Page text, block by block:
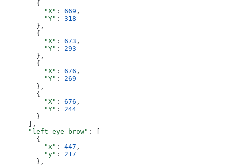
        {
          "X"
: 669 ,
          "Y"
: 318
        },
        {
          "X"
: 673 ,
          "Y"
: 293
        },
        {
          "X"
: 676 ,
          "Y"
: 269
        },
        {
          "X"
: 676 ,
          "Y"
: 244
        }
      ],
      "left_eye_brow"
: [
        {
          "x"
: 447 ,
          "y"
: 217
        },